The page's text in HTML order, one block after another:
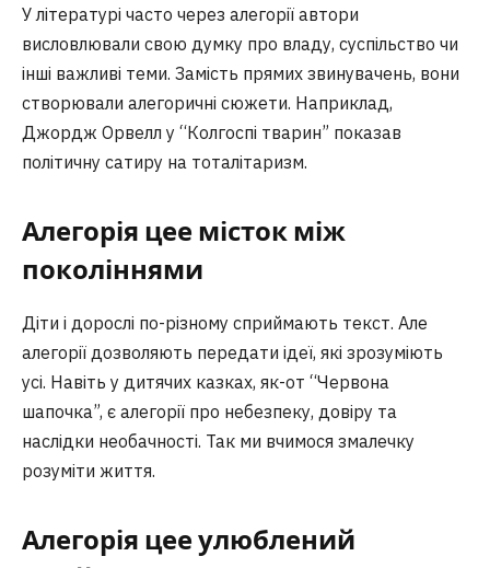
У літературі часто через алегорії автори
висловлювали свою думку про владу, суспільство чи
інші важливі теми. Замість прямих звинувачень, вони
створювали алегоричні сюжети. Наприклад,
Джордж Орвелл у “Колгоспі тварин” показав
політичну сатиру на тоталітаризм.
Алегорія цее місток між
поколіннями
Діти і дорослі по-різному сприймають текст. Але
алегорії дозволяють передати ідеї, які зрозуміють
усі. Навіть у дитячих казках, як-от “Червона
шапочка”, є алегорії про небезпеку, довіру та
наслідки необачності. Так ми вчимося змалечку
розуміти життя.
Алегорія цее улюблений